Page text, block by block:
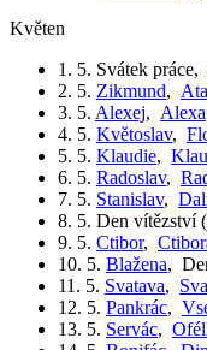
květen
1. 5. Svátek práce,
2. 5. Zikmund,
3. 5. Alexej, Alexa
4. 5. Květoslav,
5. 5. Klaudie,
6. 5. Radoslav,
7. 5. Stanislav,
8. 5. Den vítězství
9. 5. Ctibor,
10. 5. Blažena,
11. 5. Svatava,
12. 5. Pankrác,
13. 5. Servác,